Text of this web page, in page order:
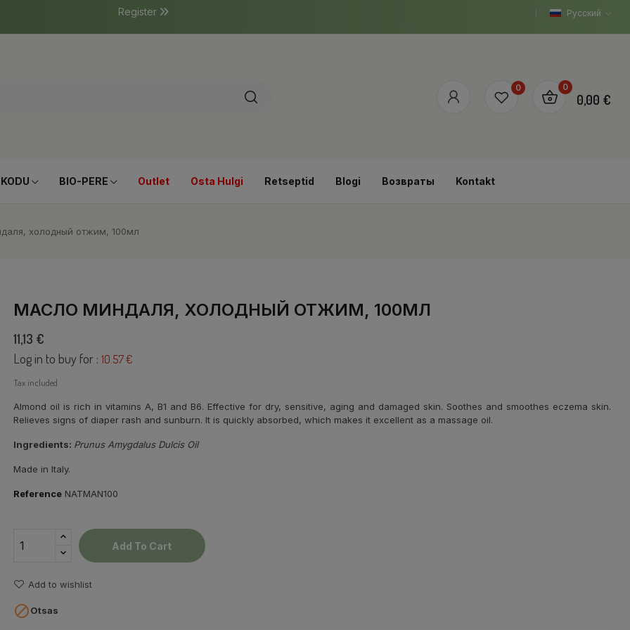
Русский
Register
0 0
0,00 €
BIO-PERE Outlet Osta Hulgi Retseptid Blogi Возвраты Kontakt
холодный отжим, 100мл
МАСЛО МИНДАЛЯ, ХОЛОДНЫЙ ОТЖИМ, 100МЛ
11,13 €
Log in to buy for : 10.57 €
Tax included
Almond oil is rich in vitamins A, B1 and B6. Effective for dry, sensitive, aging and damaged skin. Soothes and smoothes eczema skin.
Relieves signs of diaper rash and sunburn. It is quickly absorbed, which makes it excellent as a massage oil.
Ingredients: Prunus Amygdalus Dulcis Oil
Made in Italy.
Reference NATMAN100
Add To Cart
Add to wishlist
Otsas